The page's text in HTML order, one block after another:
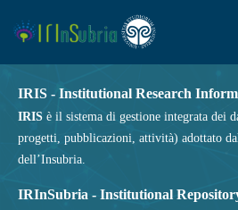
IRIS - Institutional Research
IRIS è il sistema di gestione integrata dei
progetti, pubblicazioni, attività) adottato
dell’Insubria.
IRInSubria - Institutional